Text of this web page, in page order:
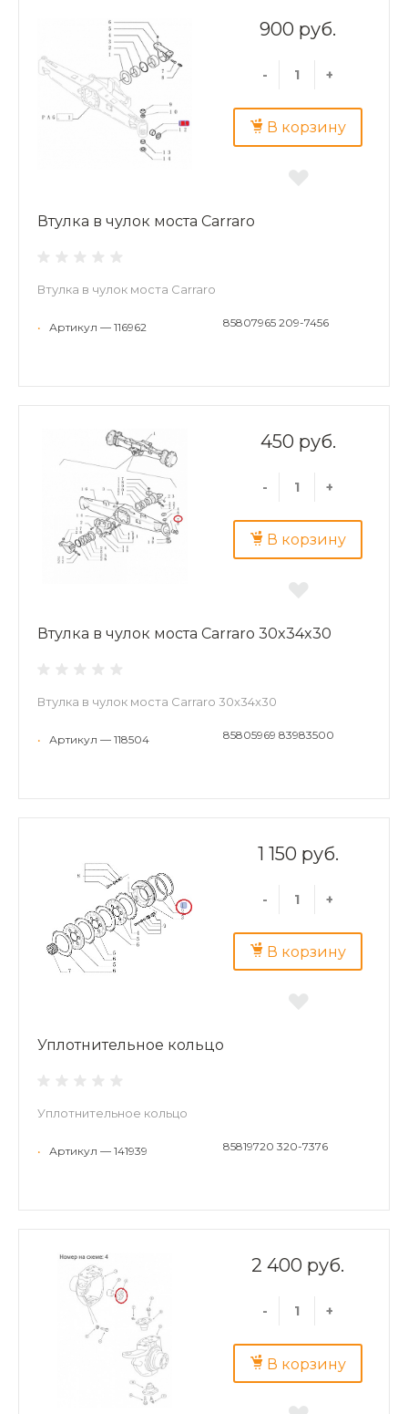
900 руб.
- +
В корзину
Втулка в чулок моста Carraro
Втулка в чулок моста Carraro
• Артикул — 116962 85807965 209-7456
450 руб.
- +
В корзину
Втулка в чулок моста Carraro 30x34x30
Втулка в чулок моста Carraro 30x34x30
• Артикул — 118504 85805969 83983500
1 150 руб.
- +
В корзину
Уплотнительное кольцо
Уплотнительное кольцо
• Артикул — 141939 85819720 320-7376
2 400 руб.
- +
В корзину